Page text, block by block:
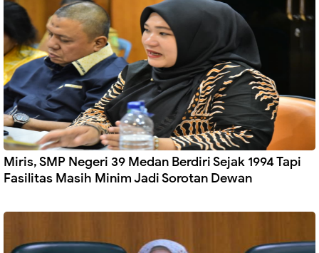
Miris, SMP Negeri 39 Medan Berdiri Sejak 1994 Tapi
Fasilitas Masih Minim Jadi Sorotan Dewan